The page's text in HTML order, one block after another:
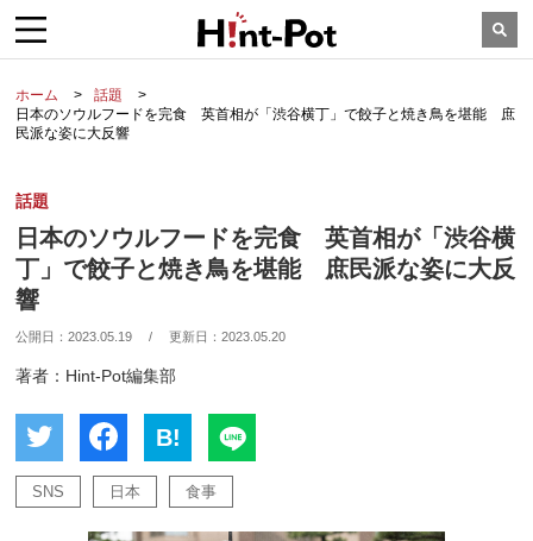
ホーム
話題
日本のソウルフードを完食 英首相が「渋谷横丁」で餃子と焼き鳥を堪能 庶
民派な姿に大反響
話題
日本のソウルフードを完食 英首相が「渋谷横
丁」で餃子と焼き鳥を堪能 庶民派な姿に大反
響
公開日：2023.05.19 / 更新日：2023.05.20
著者：Hint-Pot編集部
B!
SNS 日本 食事